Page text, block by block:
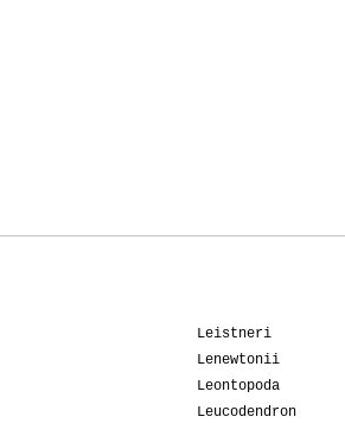
Leistneri
Lenewtonii
Leontopoda
Leucodendron